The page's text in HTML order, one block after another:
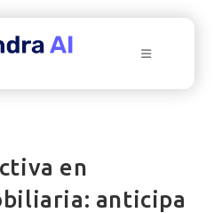
en
anticipa